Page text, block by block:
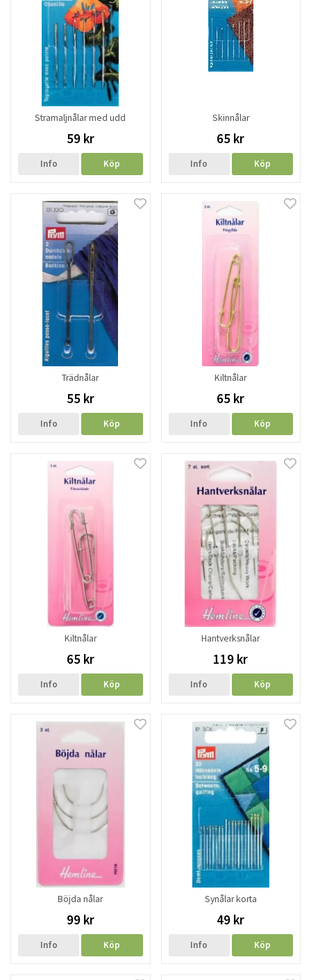
Stramaljnålar med udd
59 kr
Info Köp
Skinnålar
65 kr
Info Köp
Trädnålar
55 kr
Info Köp
Kiltnålar
65 kr
Info Köp
Kiltnålar
65 kr
Info Köp
Hantverksnålar
119 kr
Info Köp
Böjda nålar
99 kr
Info Köp
Synålar korta
49 kr
Info Köp